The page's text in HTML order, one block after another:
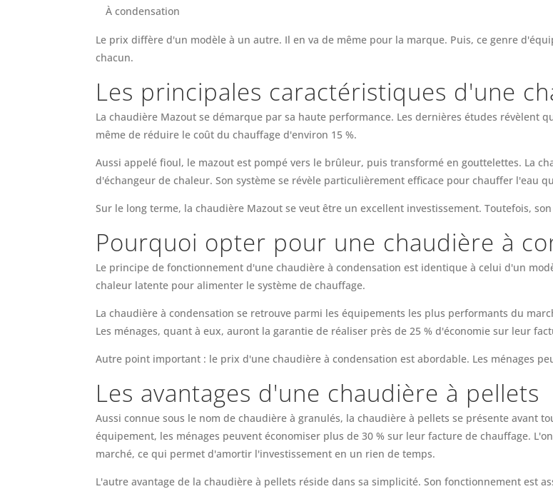
À condensation
Le prix diffère d'un modèle à un autre. Il en va de même pour la marque. Puis, ce genre
chacun.
Les principales caractéristiques d'une
La chaudière Mazout se démarque par sa haute performance. Les dernières études révèlent
même de réduire le coût du chauffage d'environ 15 %.
Aussi appelé fioul, le mazout est pompé vers le brûleur, puis transformé en gouttelettes. La
d'échangeur de chaleur. Son système se révèle particulièrement efficace pour chauffer l'eau
Sur le long terme, la chaudière Mazout se veut être un excellent investissement. Toutefois,
Pourquoi opter pour une chaudière à
Le principe de fonctionnement d'une chaudière à condensation est identique à celui d'un
chaleur latente pour alimenter le système de chauffage.
La chaudière à condensation se retrouve parmi les équipements les plus performants du
Les ménages, quant à eux, auront la garantie de réaliser près de 25 % d'économie sur leur
Autre point important : le prix d'une chaudière à condensation est abordable. Les ménages
Les avantages d'une chaudière à pellets
Aussi connue sous le nom de chaudière à granulés, la chaudière à pellets se présente avant
équipement, les ménages peuvent économiser plus de 30 % sur leur facture de chauffage.
marché, ce qui permet d'amortir l'investissement en un rien de temps.
L'autre avantage de la chaudière à pellets réside dans sa simplicité. Son fonctionnement est